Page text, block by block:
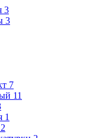
3
3
7
11
1
2